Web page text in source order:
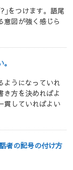
｣をつけます。語尾
意図が強く感じら
ようになっていれ
方を決めればよ
貫していればよい
者の記号の付け方